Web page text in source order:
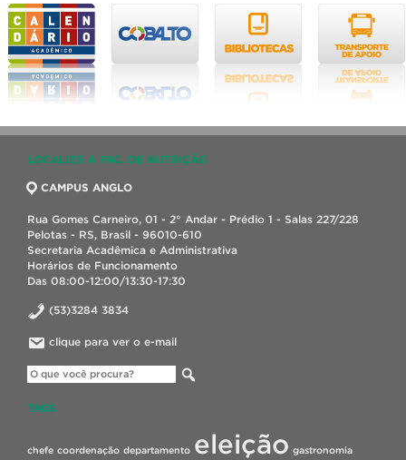
LOCALIZE A FAC. DE NUTRIÇÃO
CAMPUS ANGLO
Rua Gomes Carneiro, 01 - 2° Andar - Prédio 1 - Salas 227/228
Pelotas - RS, Brasil - 96010-610
Secretaria Acadêmica e Administrativa
Horários de Funcionamento
Das 08:00-12:00/13:30-17:30
(53)3284 3834
clique para ver o e-mail
TAGS
chefe coordenação departamento eleição gastronomia